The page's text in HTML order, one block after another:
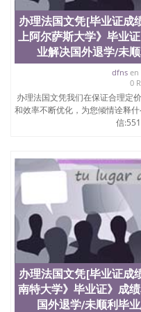
办理法国文凭[毕业证
上阿尔萨斯大学》毕业
业解决国外退学/未
dfnsen
0
办理法国文凭我们在保证合理定
和效率不断优化，为您倾情诠释
信
办理法国文凭[毕业证
南特大学》毕业证》成
国外退学/未顺利毕